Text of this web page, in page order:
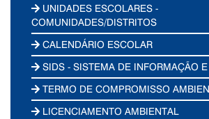
UNIDADES ESCOLARES -
COMUNIDADES/DISTRITOS
CALENDÁRIO ESCOLAR
SIDS - SISTEMA DE INFORMAÇÃO
TERMO DE COMPROMISSO
LICENCIAMENTO AMBIENTAL